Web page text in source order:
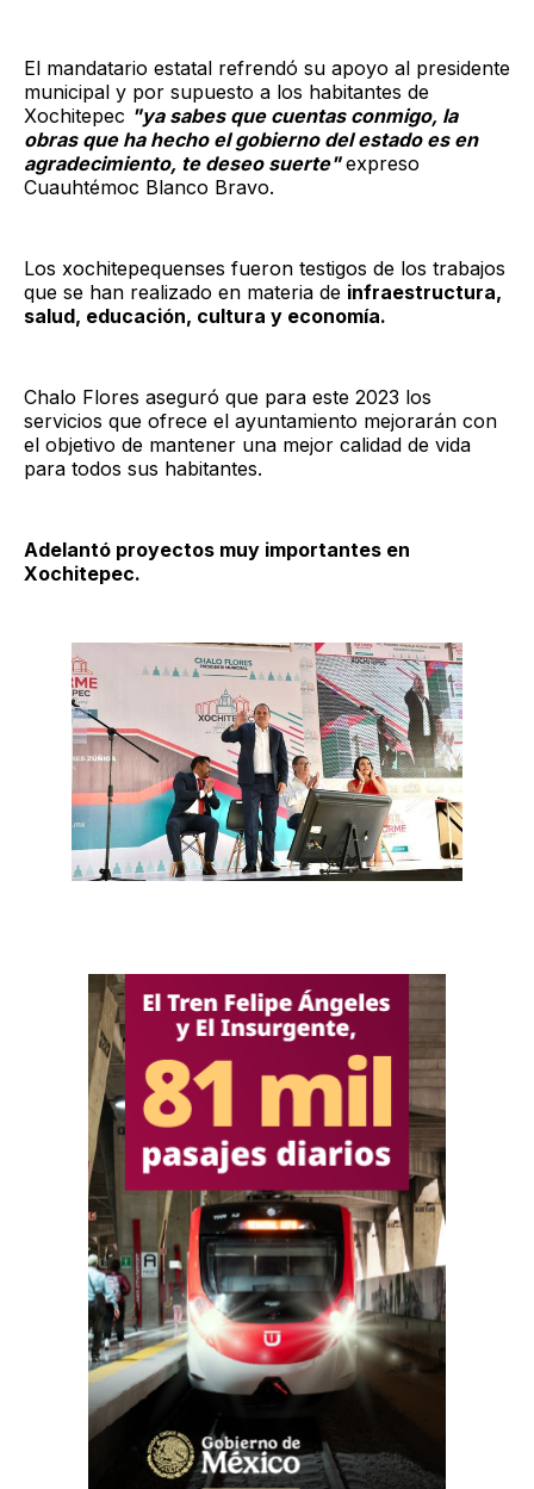
El mandatario estatal refrendó su apoyo al presidente
municipal y por supuesto a los habitantes de
Xochitepec "ya sabes que cuentas conmigo, la
obras que ha hecho el gobierno del estado es en
agradecimiento, te deseo suerte"expreso
Cuauhtémoc Blanco Bravo.
Los xochitepequenses fueron testigos de los trabajos
que se han realizado en materia de infraestructura,
salud, educación, cultura y economía.
Chalo Flores aseguró que para este 2023 los
servicios que ofrece el ayuntamiento mejorarán con
el objetivo de mantener una mejor calidad de vida
para todos sus habitantes.
Adelantó proyectos muy importantes en
Xochitepec.